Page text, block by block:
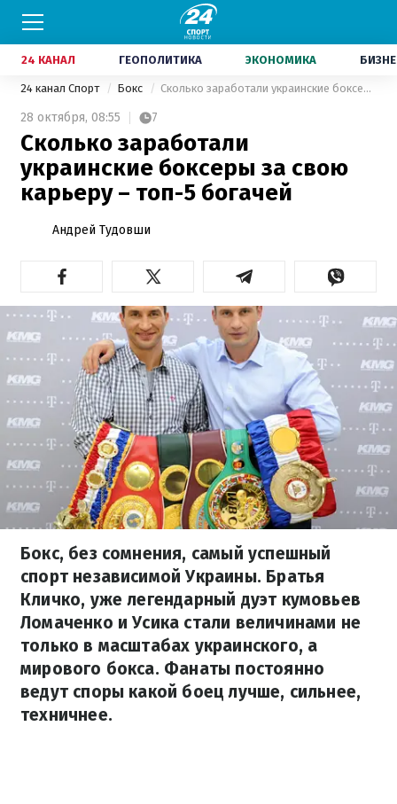
24 КАНАЛ ГЕОПОЛИТИКА ЭКОНОМИКА
24 канал Спорт Бокс Сколько заработали украинские боксеры за свою карьеру – топ-5 богачей
28 октября, 08:55 7
Сколько заработали
украинские боксеры за свою
карьеру – топ-5 богачей
Андрей Тудовши
Бокс, без сомнения, самый успешный
спорт независимой Украины. Братья
Кличко, уже легендарный дуэт кумовьев
Ломаченко и Усика стали величинами не
только в масштабах украинского, а
мирового бокса. Фанаты постоянно
ведут споры какой боец лучше, сильнее,
техничнее.